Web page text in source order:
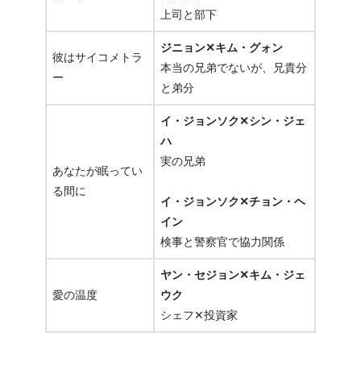
上司と部下
彼はサイコメトラ
ー
ジニョン✕キム・グォン
本当の兄弟でないが、兄貴分
と弟分
あなたが眠ってい
る間に
イ・ジョンソク✕シン・ジェ
ハ
実の兄弟
イ・ジョンソク✕チョン・ヘ
イン
検事と警察官で協力関係
愛の温度
ヤン・セジョン✕キム・ジェ
ウク
シェフ✕投資家